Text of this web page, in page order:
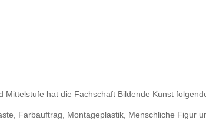
Mittelstufe hat die Fachschaft Bildende Kunst
Farbauftrag, Montageplastik, Menschliche Figur